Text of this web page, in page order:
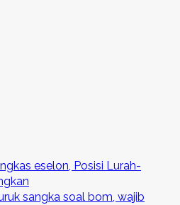
eselon, Posisi Lurah-
sangka soal bom, wajib